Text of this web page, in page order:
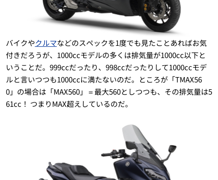
バイクやクルマなどのスペックを1度でも見たことあればお気
付きだろうが、1000ccモデルの多くは排気量が1000cc以下と
いうことだ。999ccだったり、998ccだったりして1000ccモデ
ルと言いつつも1000ccに満たないのだ。ところが「TMAX56
0」の場合は「MAX560」＝最大560としつつも、その排気量は5
61cc！ つまりMAX超えしているのだ。